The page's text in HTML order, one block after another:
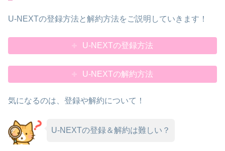
U-NEXTの登録方法と解約方法をご説明していきます！
U-NEXTの登録方法
U-NEXTの解約方法
気になるのは、登録や解約について！
U-NEXTの登録＆解約は難しい？